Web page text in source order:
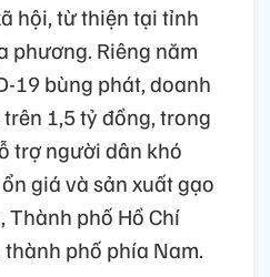
hội, từ thiện tại tỉnh
phương. Riêng năm
19 bùng phát, doanh
1,5 tỷ đồng, trong
trợ người dân khó
giá và sản xuất gạo
Thành phố Hồ Chí
phố phía Nam.